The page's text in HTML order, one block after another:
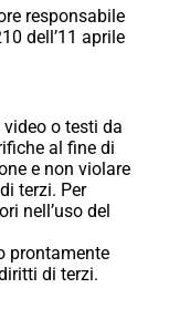
responsabile
dell’11 aprile
o testi da
al fine di
e non violare
terzi. Per
nell’uso del
prontamente
di terzi.